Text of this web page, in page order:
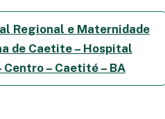
Regional e Maternidade
de Caetite – Hospital
Centro – Caetité – BA